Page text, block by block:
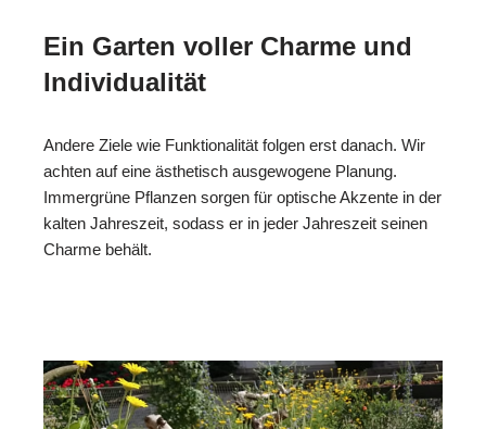
Ein Garten voller Charme und
Individualität
Andere Ziele wie Funktionalität folgen erst danach. Wir
achten auf eine ästhetisch ausgewogene Planung.
Immergrüne Pflanzen sorgen für optische Akzente in der
kalten Jahreszeit, sodass er in jeder Jahreszeit seinen
Charme behält.